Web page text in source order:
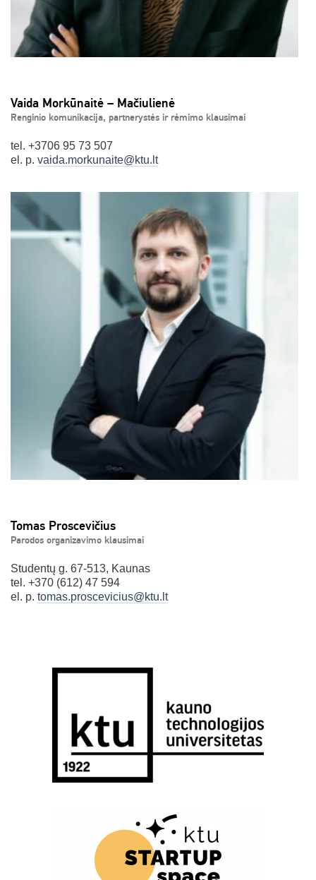
Vaida Morkūnaitė – Mačiulienė
Renginio komunikacija, partnerystės ir rėmimo klausimai
tel. +3706 95 73 507
el. p. vaida.morkunaite@ktu.lt
Tomas Proscevičius
Parodos organizavimo klausimai
Studentų g. 67-513, Kaunas
tel. +370 (612) 47 594
el. p. tomas.proscevicius@ktu.lt